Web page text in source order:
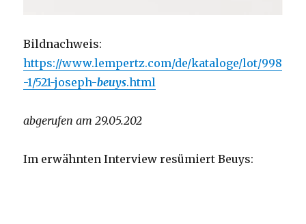
Bildnachweis:
https://www.lempertz.com/de/kataloge/lot/998
-1/521-joseph-beuys.html
abgerufen am 29.05.202
Im erwähnten Interview resümiert Beuys: